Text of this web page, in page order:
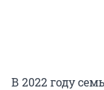
В 2022 году